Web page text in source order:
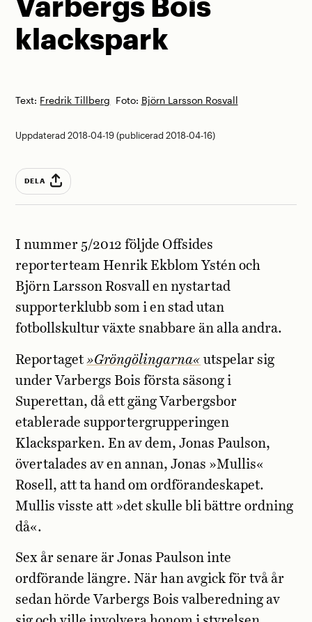
klackspark
Text: Fredrik Tillberg Foto: Björn Larsson Rosvall
Uppdaterad 2018-04-19 (publicerad 2018-04-16)
DELA
I nummer 5/2012 följde Offsides
reporterteam Henrik Ekblom Ystén och
Björn Larsson Rosvall en nystartad
supporterklubb som i en stad utan
fotbollskultur växte snabbare än alla andra.
Reportaget»Gröngölingarna« utspelar sig
under Varbergs Bois första säsong i
Superettan, då ett gäng Varbergsbor
etablerade supportergrupperingen
Klacksparken. En av dem, Jonas Paulson,
övertalades av en annan, Jonas »Mullis«
Rosell, att ta hand om ordförandeskapet.
Mullis visste att »det skulle bli bättre ordning
då«.
Sex år senare är Jonas Paulson inte
ordförande längre. När han avgick för två år
sedan hörde Varbergs Bois valberedning av